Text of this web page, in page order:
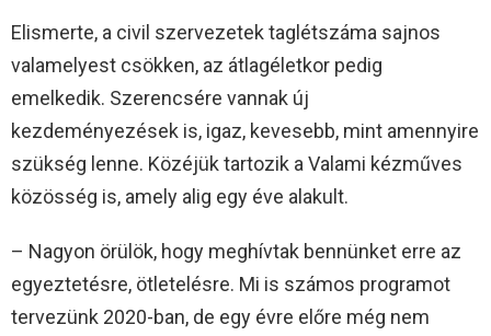
Elismerte, a civil szervezetek taglétszáma sajnos
valamelyest csökken, az átlagéletkor pedig
emelkedik. Szerencsére vannak új
kezdeményezések is, igaz, kevesebb, mint amennyire
szükség lenne. Közéjük tartozik a Valami kézműves
közösség is, amely alig egy éve alakult.
– Nagyon örülök, hogy meghívtak bennünket erre az
egyeztetésre, ötletelésre. Mi is számos programot
tervezünk 2020-ban, de egy évre előre még nem